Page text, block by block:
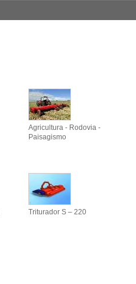
Agricultura - Rodovia -
Paisagismo
Triturador S – 220